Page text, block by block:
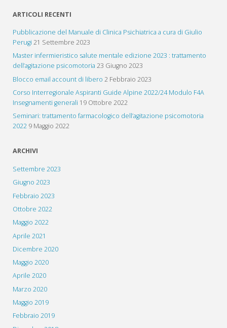
ARTICOLI RECENTI
Pubblicazione del Manuale di Clinica Psichiatrica a cura di Giulio
Perugi 21 Settembre 2023
Master infermieristico salute mentale edizione 2023 : trattamento
dell’agitazione psicomotoria 23 Giugno 2023
Blocco email account di libero 2 Febbraio 2023
Corso Interregionale Aspiranti Guide Alpine 2022/24 Modulo F4A
Insegnamenti generali 19 Ottobre 2022
Seminari: trattamento farmacologico dell’agitazione psicomotoria
2022 9 Maggio 2022
ARCHIVI
Settembre 2023
Giugno 2023
Febbraio 2023
Ottobre 2022
Maggio 2022
Aprile 2021
Dicembre 2020
Maggio 2020
Aprile 2020
Marzo 2020
Maggio 2019
Febbraio 2019